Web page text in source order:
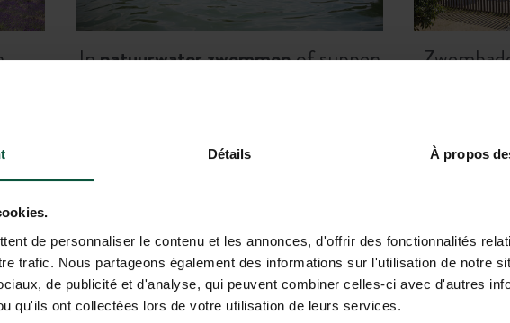
Détails À propos
de personnaliser le contenu et les annonces, d'offrir des fonctionnalités
trafic. Nous partageons également des informations sur l'utilisation de notre
de publicité et d'analyse, qui peuvent combiner celles-ci avec d'autres
qu'ils ont collectées lors de votre utilisation de leurs services.
Innatuurwater zwemmenof suppen
het
IN HUTTOPIA DIEULEFIT IN BEELD